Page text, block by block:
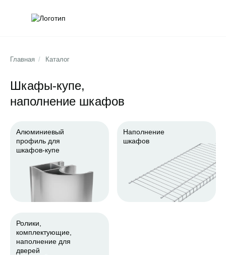
Главная / Каталог
Шкафы-купе,
наполнение шкафов
Алюминиевый
профиль для
шкафов-купе
Наполнение
шкафов
Ролики,
комплектующие,
наполнение для
дверей